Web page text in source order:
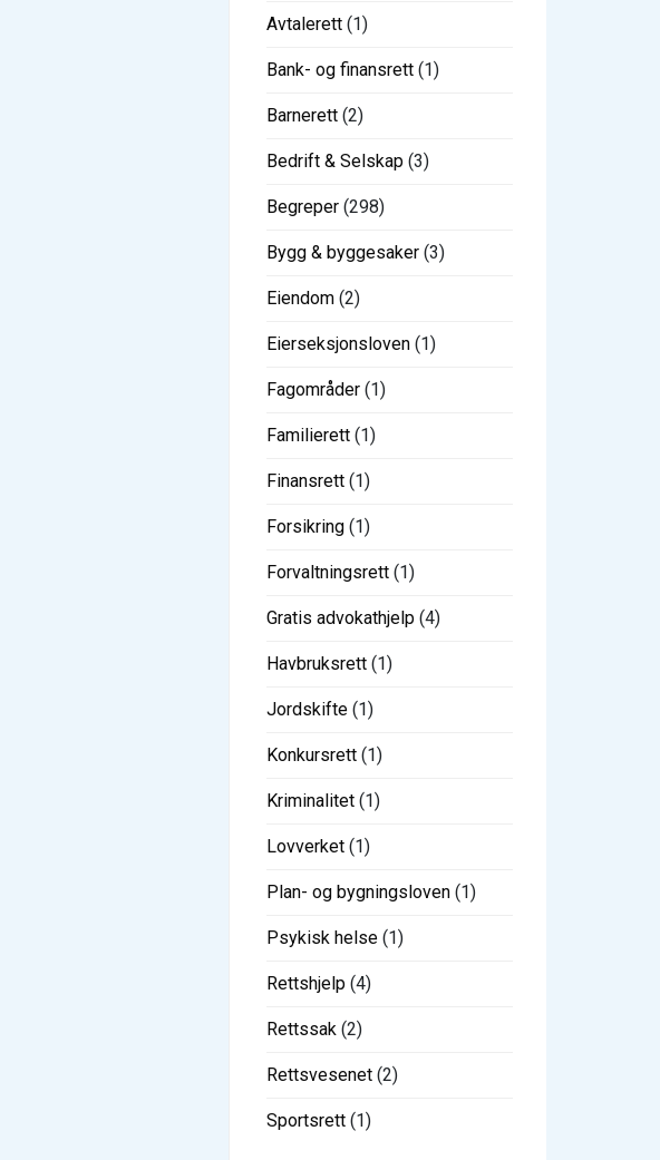
Avtalerett (1)
Bank- og finansrett (1)
Barnerett (2)
Bedrift & Selskap (3)
Begreper (298)
Bygg & byggesaker (3)
Eiendom (2)
Eierseksjonsloven (1)
Fagområder (1)
Familierett (1)
Finansrett (1)
Forsikring (1)
Forvaltningsrett (1)
Gratis advokathjelp (4)
Havbruksrett (1)
Jordskifte (1)
Konkursrett (1)
Kriminalitet (1)
Lovverket (1)
Plan- og bygningsloven (1)
Psykisk helse (1)
Rettshjelp (4)
Rettssak (2)
Rettsvesenet (2)
Sportsrett (1)